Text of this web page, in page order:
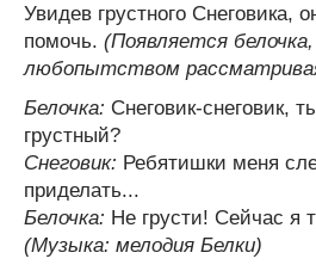
Увидев грустного Снеговика,
помочь. (Появляется
любопытством
Белочка: Снеговик-снеговик,
грустный?
Снеговик: Ребятишки меня
приделать...
Белочка: Не грусти! Сейчас я
(Музыка: мелодия Белки)